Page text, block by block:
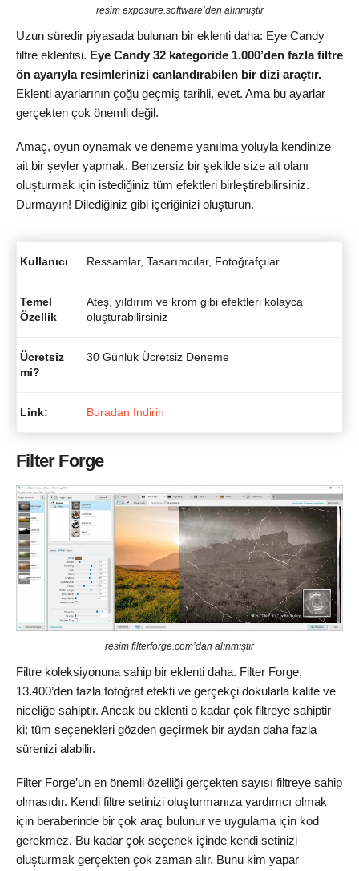
resim exposure.software’den alınmıştır
Uzun süredir piyasada bulunan bir eklenti daha: Eye Candy
filtre eklentisi. Eye Candy 32 kategoride 1.000’den fazla filtre
ön ayarıyla resimlerinizi canlandırabilen bir dizi araçtır.
Eklenti ayarlarının çoğu geçmiş tarihli, evet. Ama bu ayarlar
gerçekten çok önemli değil.
Amaç, oyun oynamak ve deneme yanılma yoluyla kendinize
ait bir şeyler yapmak. Benzersiz bir şekilde size ait olanı
oluşturmak için istediğiniz tüm efektleri birleştirebilirsiniz.
Durmayın! Dilediğiniz gibi içeriğinizi oluşturun.
Kullanıcı Ressamlar, Tasarımcılar, Fotoğrafçılar
Temel
Özellik
Ateş, yıldırım ve krom gibi efektleri kolayca
oluşturabilirsiniz
Ücretsiz
mi?
30 Günlük Ücretsiz Deneme
Link: Buradan İndirin
Filter Forge
resim filterforge.com’dan alınmıştır
Filtre koleksiyonuna sahip bir eklenti daha. Filter Forge,
13.400’den fazla fotoğraf efekti ve gerçekçi dokularla kalite ve
niceliğe sahiptir. Ancak bu eklenti o kadar çok filtreye sahiptir
ki; tüm seçenekleri gözden geçirmek bir aydan daha fazla
sürenizi alabilir.
Filter Forge’un en önemli özelliği gerçekten sayısı filtreye sahip
olmasıdır. Kendi filtre setinizi oluşturmanıza yardımcı olmak
için beraberinde bir çok araç bulunur ve uygulama için kod
gerekmez. Bu kadar çok seçenek içinde kendi setinizi
oluşturmak gerçekten çok zaman alır. Bunu kim yapar